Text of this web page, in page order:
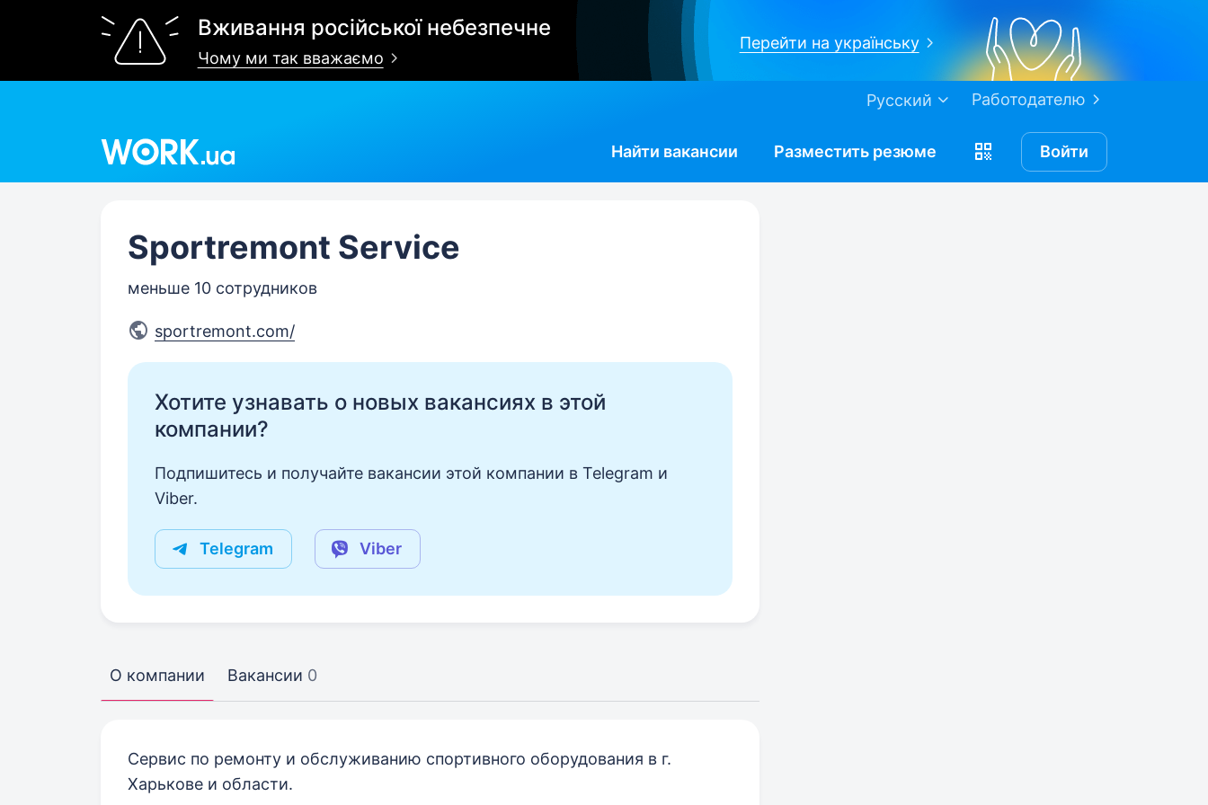
Вживання російської небезпечне
Чому ми так вважаємо
Перейти на українську
Работодателю
Русский
Найти вакансии Разместить резюме Войти
Sportremont Service
меньше 10 сотрудников
sportremont.com/
Хотите узнавать о новых вакансиях в этой
компании?
Подпишитесь и получайте вакансии этой компании в Telegram и
Viber.
Telegram Viber
О компании Вакансии 0
Сервис по ремонту и обслуживанию спортивного оборудования в г.
Харькове и области.